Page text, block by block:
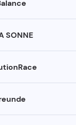
SONNE